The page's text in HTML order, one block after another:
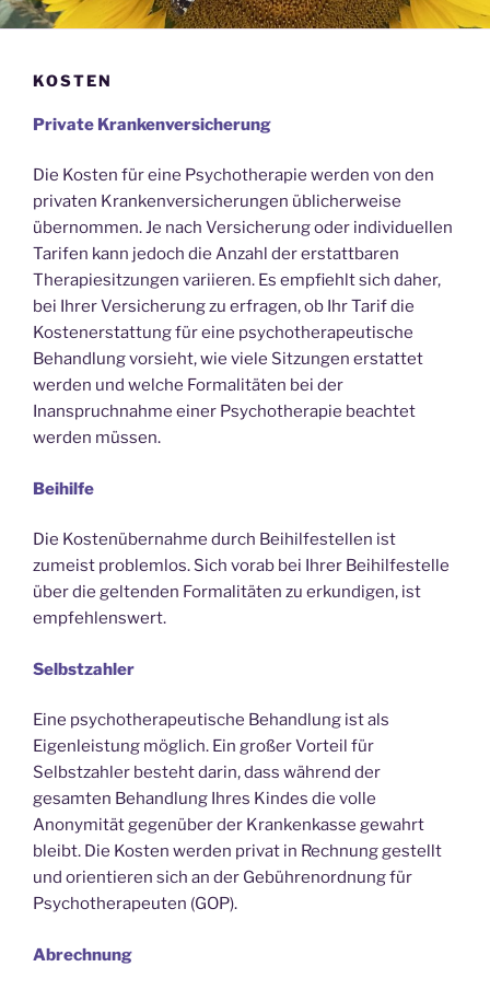
KOSTEN
Private Krankenversicherung
Die Kosten für eine Psychotherapie werden von den
privaten Krankenversicherungen üblicherweise
übernommen. Je nach Versicherung oder individuellen
Tarifen kann jedoch die Anzahl der erstattbaren
Therapiesitzungen variieren. Es empfiehlt sich daher,
bei Ihrer Versicherung zu erfragen, ob Ihr Tarif die
Kostenerstattung für eine psychotherapeutische
Behandlung vorsieht, wie viele Sitzungen erstattet
werden und welche Formalitäten bei der
Inanspruchnahme einer Psychotherapie beachtet
werden müssen.
Beihilfe
Die Kostenübernahme durch Beihilfestellen ist
zumeist problemlos. Sich vorab bei Ihrer Beihilfestelle
über die geltenden Formalitäten zu erkundigen, ist
empfehlenswert.
Selbstzahler
Eine psychotherapeutische Behandlung ist als
Eigenleistung möglich. Ein großer Vorteil für
Selbstzahler besteht darin, dass während der
gesamten Behandlung Ihres Kindes die volle
Anonymität gegenüber der Krankenkasse gewahrt
bleibt. Die Kosten werden privat in Rechnung gestellt
und orientieren sich an der Gebührenordnung für
Psychotherapeuten (GOP).
Abrechnung